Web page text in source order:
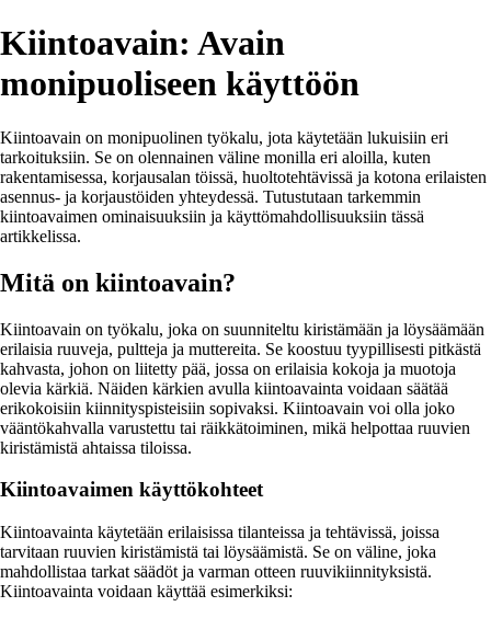
Kiintoavain: Avain
monipuoliseen käyttöön
Kiintoavain on monipuolinen työkalu, jota käytetään lukuisiin eri
tarkoituksiin. Se on olennainen väline monilla eri aloilla, kuten
rakentamisessa, korjausalan töissä, huoltotehtävissä ja kotona erilaisten
asennus- ja korjaustöiden yhteydessä. Tutustutaan tarkemmin
kiintoavaimen ominaisuuksiin ja käyttömahdollisuuksiin tässä
artikkelissa.
Mitä on kiintoavain?
Kiintoavain on työkalu, joka on suunniteltu kiristämään ja löysäämään
erilaisia ruuveja, pultteja ja muttereita. Se koostuu tyypillisesti pitkästä
kahvasta, johon on liitetty pää, jossa on erilaisia kokoja ja muotoja
olevia kärkiä. Näiden kärkien avulla kiintoavainta voidaan säätää
erikokoisiin kiinnityspisteisiin sopivaksi. Kiintoavain voi olla joko
vääntökahvalla varustettu tai räikkätoiminen, mikä helpottaa ruuvien
kiristämistä ahtaissa tiloissa.
Kiintoavaimen käyttökohteet
Kiintoavainta käytetään erilaisissa tilanteissa ja tehtävissä, joissa
tarvitaan ruuvien kiristämistä tai löysäämistä. Se on väline, joka
mahdollistaa tarkat säädöt ja varman otteen ruuvikiinnityksistä.
Kiintoavainta voidaan käyttää esimerkiksi: